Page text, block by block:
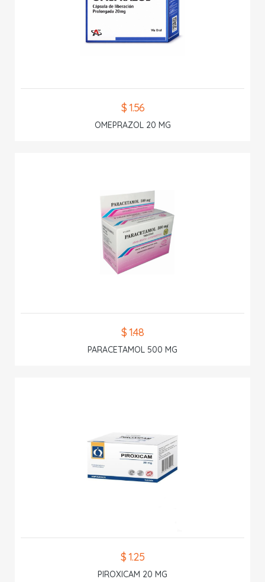
$ 1.56
OMEPRAZOL 20 MG
$ 1.48
PARACETAMOL 500 MG
$ 1.25
PIROXICAM 20 MG